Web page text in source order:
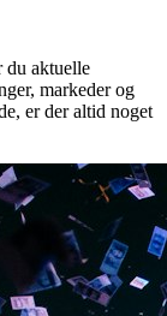
du aktuelle
markeder og
er der altid noget